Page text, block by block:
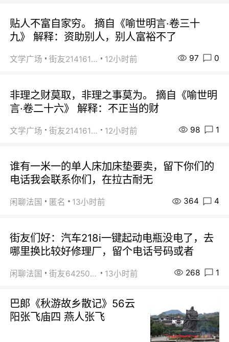
贴人不富自家穷。 摘自《喻世明言·卷三十
九》 解释：资助别人，别人富裕不了
文学广场 街友21416156 12小时前 97 0
非理之财莫取，非理之事莫为。 摘自《喻世明
言·卷二十六》 解释：不正当的财
文学广场 街友21416156 12小时前 98 1
谁有一米一的单人床加床垫要卖，留下你们的
电话我会联系你们，在拉古耐无
闲聊法国 匿名 13小时前 364 4
街友们好：汽车218i一键起动电瓶没电了，去
哪里换比较好修理厂，留个电话号码或者
闲聊法国 街友64250024 13小时前 268 1
巴郞《秋游故乡散记》56云
阳张飞庙四 燕人张飞